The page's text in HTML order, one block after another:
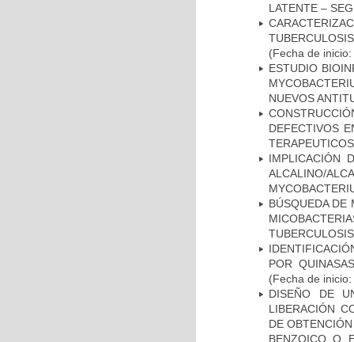
LATENTE –
(Fecha de
ESTUDIO
NUEVOS
DEFECTIVOS
IMPLICACIÓN
ALCALINO/
BÚSQUEDA DE
POR
(Fecha de
DISEÑO DE
LIBERACIÓN
DE
BENZOICO O